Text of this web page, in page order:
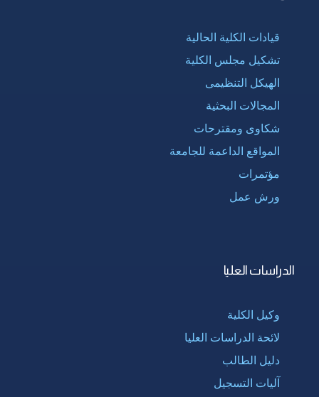
قيادات الكلية الحالية
تشكيل مجلس الكلية
الهيكل التنظيمى
المجالات البحثية
شكاوى ومقترحات
المواقع الداعمة للجامعة
مؤتمرات
ورش عمل
الدراسات العليا
وكيل الكلية
لائحة الدراسات العليا
دليل الطالب
آليات التسجيل